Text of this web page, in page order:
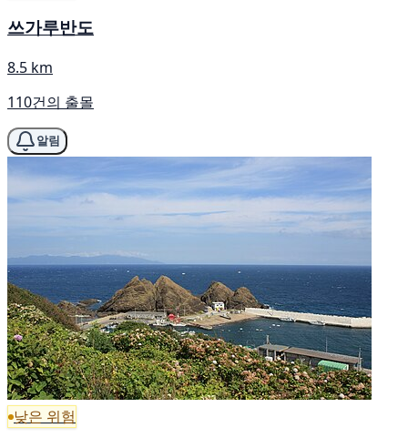
쓰가루반도
8.5 km
110건의 출몰
알림
낮은 위험